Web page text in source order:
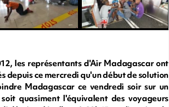
les représentants d'Air Madagascar ont
depuis ce mercredi qu'un début de solution
Madagascar ce vendredi soir sur un
quasiment l'équivalent des voyageurs